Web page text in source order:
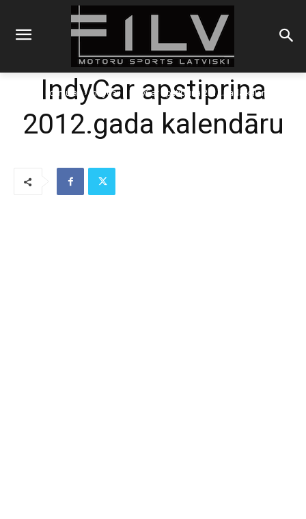
Formulas IndyCar IndyCar apstiprina 2012.gada kalendāru
IndyCar apstiprina
2012.gada kalendāru